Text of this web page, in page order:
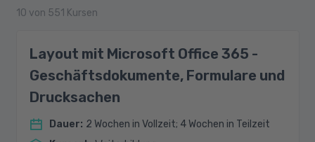
10 von 551 Kursen
Layout mit Microsoft Office 365 -
Geschäftsdokumente, Formulare und
Drucksachen
Dauer: 2 Wochen in Vollzeit; 4 Wochen in Teilzeit